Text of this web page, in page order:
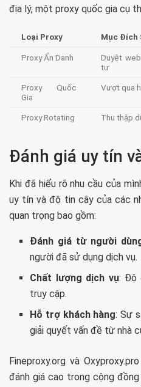
địa lý, một proxy quốc gia cụ
Loại Proxy Mục Đích
Proxy Ẩn Danh
Duyệt
tư
Proxy Quốc
Gia
Vượt qua
Proxy Rotating Thu thập
Đánh giá uy tín
Khi đã hiểu rõ nhu cầu của
uy tín và độ tin cậy của các
quan trọng bao gồm:
Đánh giá từ người
người đã sử dụng dịch vụ.
Chất lượng dịch vụ: Độ
truy cập.
Hỗ trợ khách hàng: Sự
giải quyết vấn đề từ nhà
Fineproxy.org và
đánh giá cao trong cộng